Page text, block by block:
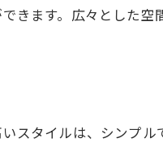
きます。広々とした空
スタイルは、シンプル